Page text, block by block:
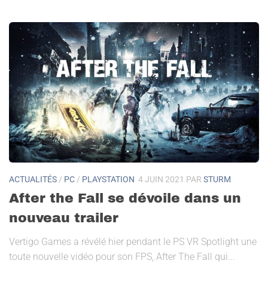
ACTUALITÉS / PC / PLAYSTATION 4 JUIN 2021 PAR STURM
After the Fall se dévoile dans un
nouveau trailer
Vertigo Games a révélé hier pendant le PS VR Spotlight une
toute nouvelle vidéo pour son FPS, After The Fall qui...